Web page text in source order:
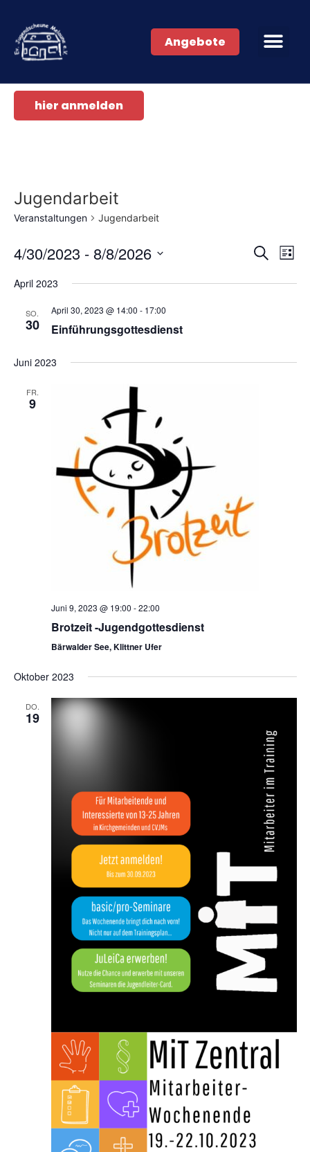
Angebote
hier anmelden
Jugendarbeit
Veranstaltungen Jugendarbeit
SucheListe
4/30/2023 - 8/8/2026
wählen.
April 2023
SO.
30
April 30, 2023 @ 14:00 - 17:00
Einführungsgottesdienst
Juni 2023
FR.
9
Juni 9, 2023 @ 19:00 -22:00
Brotzeit -Jugendgottesdienst
Bärwalder See, Klittner Ufer
Oktober 2023
DO.
19